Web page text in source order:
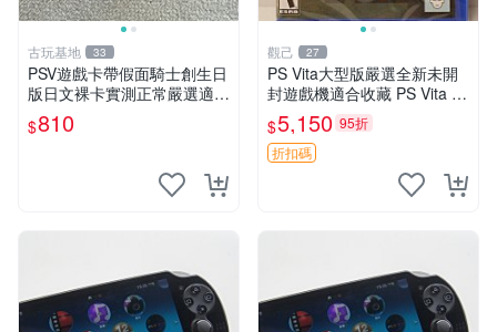
古玩基地 33
PSV遊戲卡帶假面騎士創生日
版日文裸卡實測正常嚴選適合
收藏2張起享優惠 假面騎士
創生 PSV 卡帶
$810
觀己 27
PS Vita大型版嚴選全新未開
封遊戲機適合收藏 PS Vita 新
型號 家用遊戲機 直營店優選
$5,150 95折
折扣碼